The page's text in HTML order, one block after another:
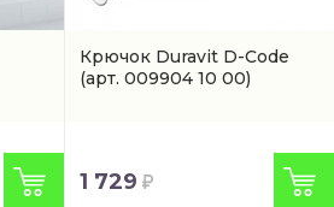
Крючок Duravit D-Code
(арт. 009904 10 00)
1 729